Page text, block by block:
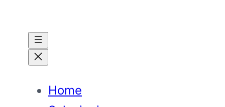
contenuto
Home